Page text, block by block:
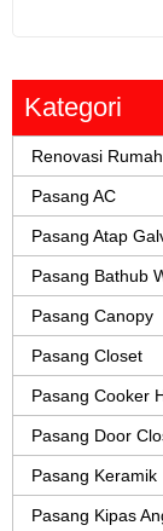
Kategori
Renovasi Rumah
Pasang AC
Pasang Atap
Pasang Bathub
Pasang Canopy
Pasang Closet
Pasang Cooker
Pasang Door
Pasang Keramik
Pasang Kipas